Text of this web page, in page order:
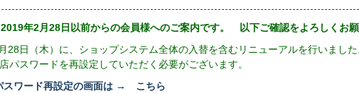
年2月28日以前からの会員様へのご案内です。 以下ご確認をよろしくお願
28日（木）に、ショップシステム全体の入替を含むリニューアルを行いまし
パスワードを再設定していただく必要がございます。
スワード再設定の画面は → こちら